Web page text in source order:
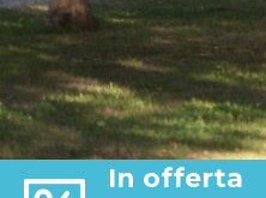
In offerta